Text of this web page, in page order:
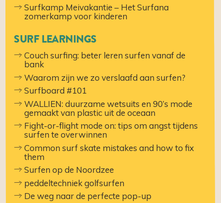
Surfkamp Meivakantie – Het Surfana
zomerkamp voor kinderen
SURF LEARNINGS
Couch surfing: beter leren surfen vanaf de
bank
Waarom zijn we zo verslaafd aan surfen?
Surfboard #101
WALLIEN: duurzame wetsuits en 90’s mode
gemaakt van plastic uit de oceaan
Fight-or-flight mode on: tips om angst tijdens
surfen te overwinnen
Common surf skate mistakes and how to fix
them
Surfen op de Noordzee
peddeltechniek golfsurfen
De weg naar de perfecte pop-up